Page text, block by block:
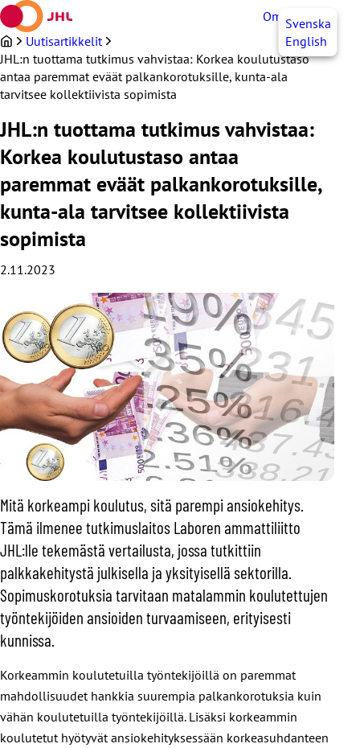
Siirry
sisältöön
OmaJHLSvenska
English
Uutisartikkelit
JHL:n tuottama tutkimus vahvistaa: Korkea koulutustaso
antaa paremmat eväät palkankorotuksille, kunta-ala
tarvitsee kollektiivista sopimista
JHL:n tuottama tutkimus vahvistaa:
Korkea koulutustaso antaa
paremmat eväät palkankorotuksille,
kunta-ala tarvitsee kollektiivista
sopimista
2.11.2023
Mitä korkeampi koulutus, sitä parempi ansiokehitys.
Tämä ilmenee tutkimuslaitos Laboren ammattiliitto
JHL:lle tekemästä vertailusta, jossa tutkittiin
palkkakehitystä julkisella ja yksityisellä sektorilla.
Sopimuskorotuksia tarvitaan matalammin koulutettujen
työntekijöiden ansioiden turvaamiseen, erityisesti
kunnissa.
Korkeammin koulutetuilla työntekijöillä on paremmat
mahdollisuudet hankkia suurempia palkankorotuksia kuin
vähän koulutetuilla työntekijöillä. Lisäksi korkeammin
koulutetut hyötyvät ansiokehityksessään korkeasuhdanteen